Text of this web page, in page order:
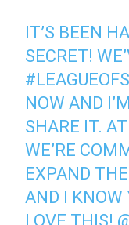
IT’S BEEN
SECRET!
NOW AND
SHARE IT. AT
WE’RE
EXPAND THE
AND I KNOW
LOVE THIS!